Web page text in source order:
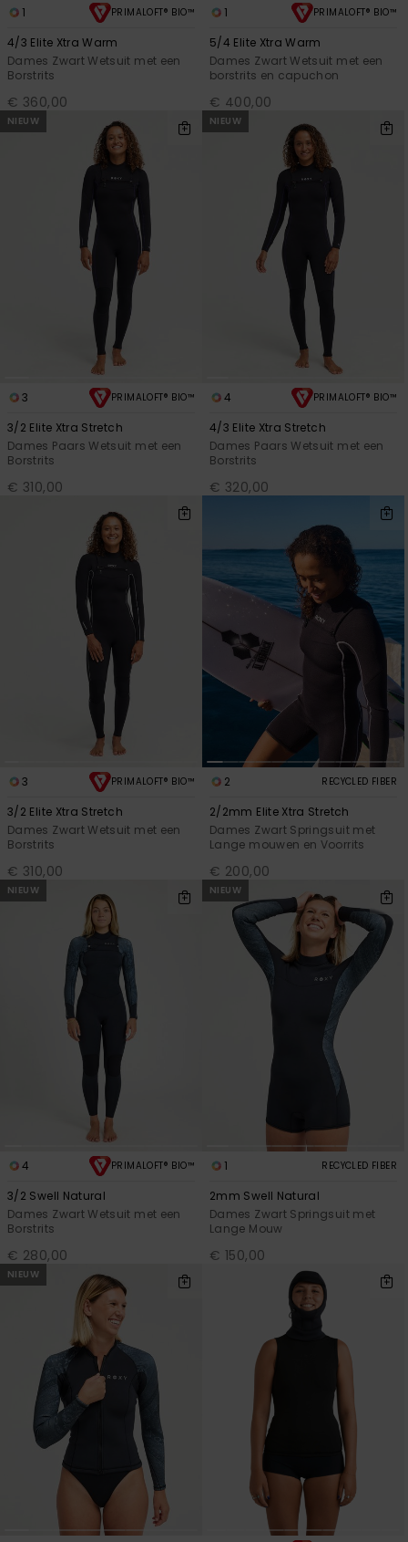
1 PRIMALOFT® BIO™
4/3 Elite Xtra Warm
Dames Zwart Wetsuit met een
Borstrits
€ 360,00
1 PRIMALOFT® BIO™
5/4 Elite Xtra Warm
Dames Zwart Wetsuit met een
borstrits en capuchon
€ 400,00
NIEUW
3 PRIMALOFT® BIO™
3/2 Elite Xtra Stretch
Dames Paars Wetsuit met een
Borstrits
€ 310,00
NIEUW
4 PRIMALOFT® BIO™
4/3 Elite Xtra Stretch
Dames Paars Wetsuit met een
Borstrits
€ 320,00
3 PRIMALOFT® BIO™
3/2 Elite Xtra Stretch
Dames Zwart Wetsuit met een
Borstrits
€ 310,00
2 RECYCLED FIBER
2/2mm Elite Xtra Stretch
Dames Zwart Springsuit met
Lange mouwen en Voorrits
€ 200,00
NIEUW
4 PRIMALOFT® BIO™
3/2 Swell Natural
Dames Zwart Wetsuit met een
Borstrits
€ 280,00
NIEUW
1 RECYCLED FIBER
2mm Swell Natural
Dames Zwart Springsuit met
Lange Mouw
€ 150,00
NIEUW